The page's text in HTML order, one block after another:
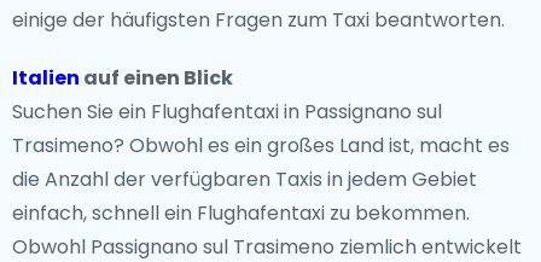
einige der häufigsten Fragen zum Taxi beantworten.
Italien auf einen Blick
Suchen Sie ein Flughafentaxi in Passignano sul
Trasimeno? Obwohl es ein großes Land ist, macht es
die Anzahl der verfügbaren Taxis in jedem Gebiet
einfach, schnell ein Flughafentaxi zu bekommen.
Obwohl Passignano sul Trasimeno ziemlich entwickelt